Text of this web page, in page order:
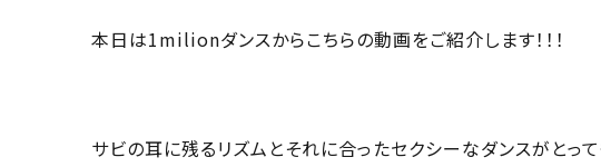
本日は1milionダンスからこちらの動画をご紹介します！！！
サビの耳に残るリズムとそれに合ったセクシーなダンスがとっ